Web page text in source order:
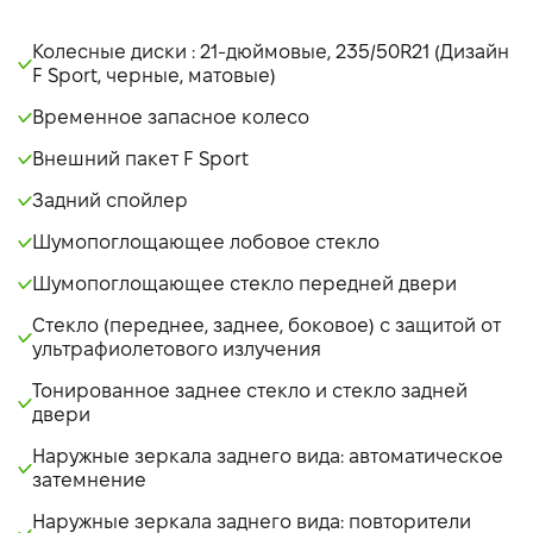
PVM - система кругового обзора с четырьмя камерами
с инфракрасной подсветкой, ассистентом помощи при
омывателем задней камеры
Система автоматизированной парковки
ANC – система активного шумотушения
HAC - система помощи начала движения на подъеме
Trail mode – режим движения по бездорожью
Управление всеми колесами (поворот задних колес)
ABS - антиблокировочная система
BAS - усилитель экстренного торможения
VSC+ - cистема курсовой устойчивости
TRC - антипробуксовочная система
поворотов
BSM - система мониторинга "слепых" зон
Колесные диски : 21-дюймовые, 235/50R21 (Дизайн
F Sport, черные, матовые)
Временное запасное колесо
Внешний пакет F Sport
Задний спойлер
Шумопоглощающее лобовое стекло
Шумопоглощающее стекло передней двери
Стекло (переднее, заднее, боковое) с защитой от
ультрафиолетового излучения
Тонированное заднее стекло и стекло задней
двери
Наружные зеркала заднего вида: автоматическое
затемнение
Наружные зеркала заднего вида: повторители